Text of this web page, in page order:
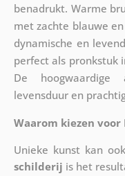
benadrukt. Warme
met zachte blauwe
dynamische en
perfect als pronkstuk
De
levensduur en
Waarom kiezen
Unieke kunst kan
schilderij is het